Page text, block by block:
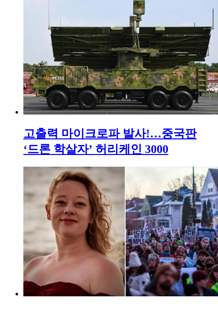
고출력 마이크로파 발사!…중국판
‘드론 학살자’ 허리케인 3000